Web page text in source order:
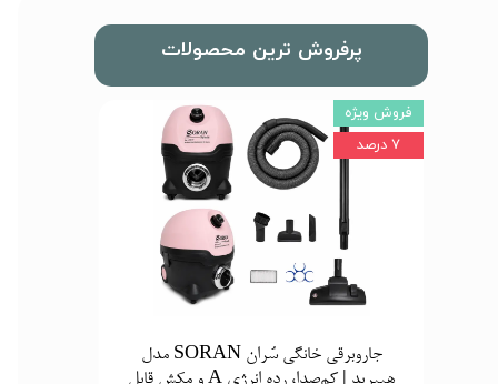
جاروبرقی خانگی سُران SORAN مدل
هیبرید | کم‌صدا، رده انرژی A و مکش قابل
فروش ویژه
۷ درصد
پرفروش ترین محصولات